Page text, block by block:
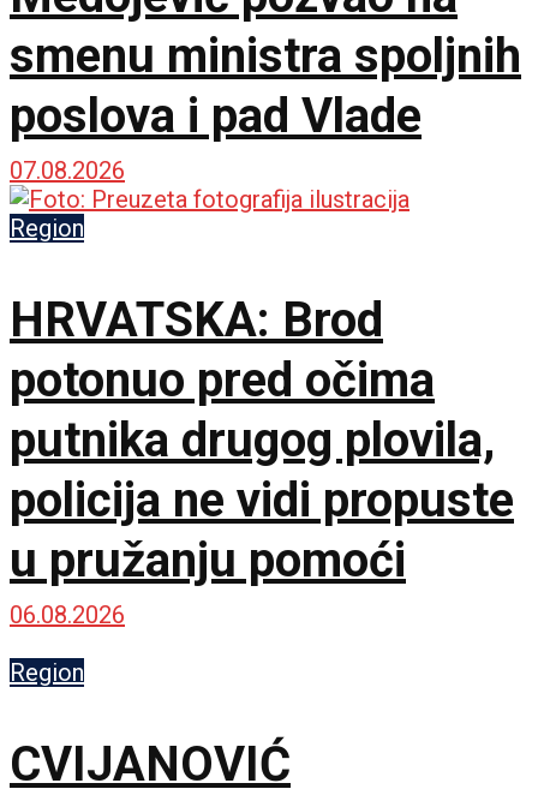
smenu ministra spoljnih
poslova i pad Vlade
07.08.2026
Region
HRVATSKA: Brod
potonuo pred očima
putnika drugog plovila,
policija ne vidi propuste
u pružanju pomoći
06.08.2026
Region
CVIJANOVIĆ